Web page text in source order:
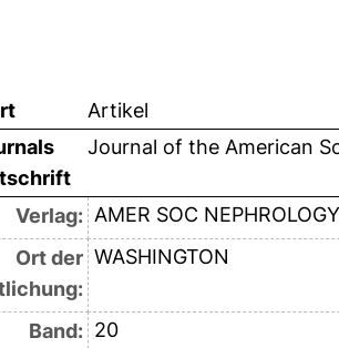
Artikel
Journal of the American
Verlag: AMER SOC NEPHROLOGY
Ort der WASHINGTON
Band: 20